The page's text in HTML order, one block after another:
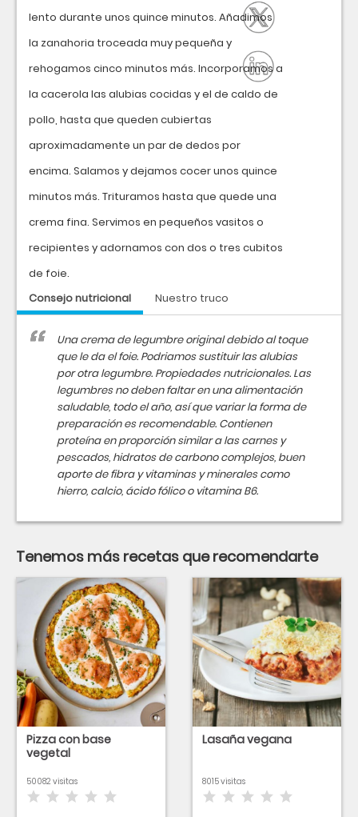
lento durante unos quince minutos. Añadimos
la zanahoria troceada muy pequeña y
rehogamos cinco minutos más. Incorporamos a
la cacerola las alubias cocidas y el de caldo de
pollo, hasta que queden cubiertas
aproximadamente un par de dedos por
encima. Salamos y dejamos cocer unos quince
minutos más. Trituramos hasta que quede una
crema fina. Servimos en pequeños vasitos o
recipientes y adornamos con dos o tres cubitos
de foie.
Consejo nutricional
Nuestro truco
Una crema de legumbre original debido al toque
que le da el foie. Podriamos sustituir las alubias
por otra legumbre. Propiedades nutricionales. Las
legumbres no deben faltar en una alimentación
saludable, todo el año, así que variar la forma de
preparación es recomendable. Contienen
proteína en proporción similar a las carnes y
pescados, hidratos de carbono complejos, buen
aporte de fibra y vitaminas y minerales como
hierro, calcio, ácido fólico o vitamina B6.
Tenemos más recetas que recomendarte
Pizza con base
vegetal
50082 visitas
Lasaña vegana
8015 visitas